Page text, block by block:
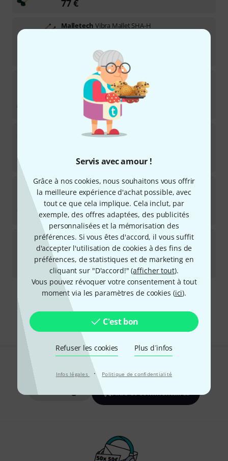
Servis avec amour !
Grâce à nos cookies, nous souhaitons vous offrir
la meilleure expérience d'achat possible, avec
tout ce que cela implique. Cela inclut, par
exemple, des offres adaptées, des publicités
personnalisées et la mémorisation des
préférences. Si vous êtes d'accord, il vous suffit
d'accepter l'utilisation de cookies à des fins de
préférences, de statistiques et de marketing en
cliquant sur "D'accord!" (afficher tout).
Vous pouvez révoquer votre consentement à tout
moment via les paramètres de cookies (ici).
C'est bon
Refuser les cookies Plus d´infos
Infos légales · Politique de confidentialité
77€
Malletech Vibra Mallet SHA-H
MalletechVibra Mallet TM16
Disponible immédiatement
Malletech Marimba Mallet LS15L
€
MalletechMarimba Mallet LN2B
Disponible immédiatement
58 €
MalletechVibra Mallet DS11
Disponible immédiatement
77€
Envoi gratuit à partir de 69 €
Les prix sont indiqués avec TVA comprise
Aimez-vous ce que vous voyez ?
Aide et commentaires